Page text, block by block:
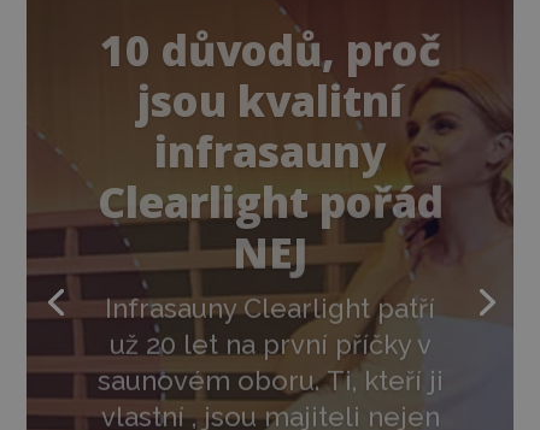
10 důvodů, proč
jsou kvalitní
infrasauny
Clearlight pořád
NEJ
Infrasauny Clearlight patří
už 20 let na první příčky v
saunovém oboru. Ti, kteří ji
vlastní , jsou majiteli nejen